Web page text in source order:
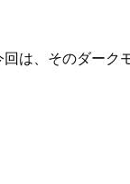
は、そのダーク